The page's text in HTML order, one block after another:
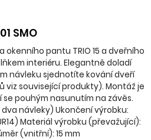
SMO
okenního pantu TRIO 15 a dveřního
interiéru. Elegantně doladí
návleku sjednotíte kování dveří
viz související produkty). Montáž je
pouhým nasunutím na závěs.
návleky) Ukončení výrobku:
Materiál výrobku (převažující):
(vnitřní): 15 mm